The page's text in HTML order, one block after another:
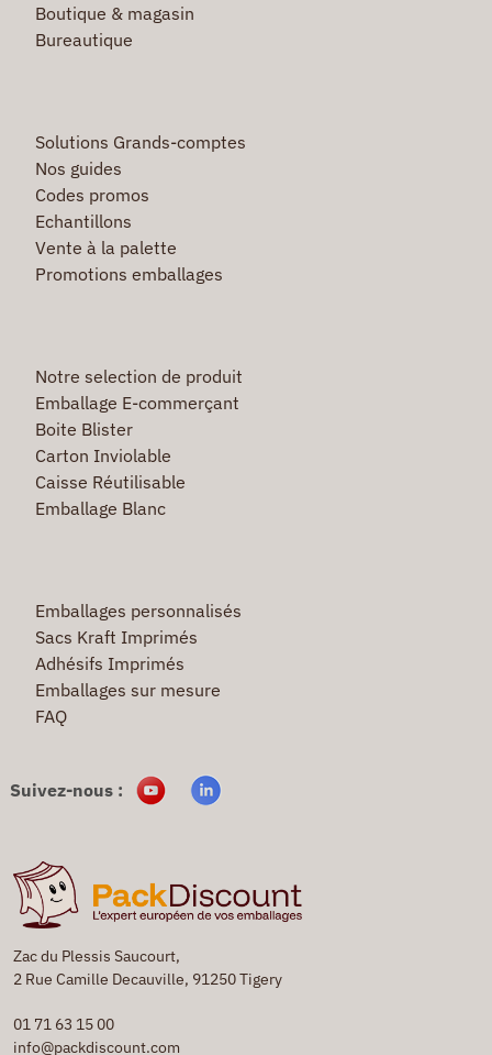
Zac du Plessis Saucourt,
2 Rue Camille Decauville, 91250 Tigery
01 71 63 15 00
info@packdiscount.com
Boutique & magasin
Bureautique
Solutions Grands-comptes
Nos guides
Codes promos
Echantillons
Vente à la palette
Promotions emballages
Notre selection de produit
Emballage E-commerçant
Boite Blister
Carton Inviolable
Caisse Réutilisable
Emballage Blanc
Emballages personnalisés
Sacs Kraft Imprimés
Adhésifs Imprimés
Emballages sur mesure
FAQ
Suivez-nous :